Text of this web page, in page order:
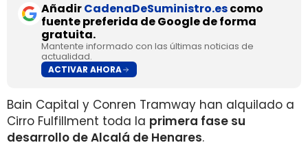
AñadirCadenaDeSuministro.escomo
fuente preferida de Google de forma
gratuita.
Mantente informado con las últimas noticias de
actualidad.
ACTIVAR AHORA
Bain Capital y Conren Tramway han alquilado a
Cirro Fulfillment toda la primera fase su
desarrollo de Alcalá de Henares.